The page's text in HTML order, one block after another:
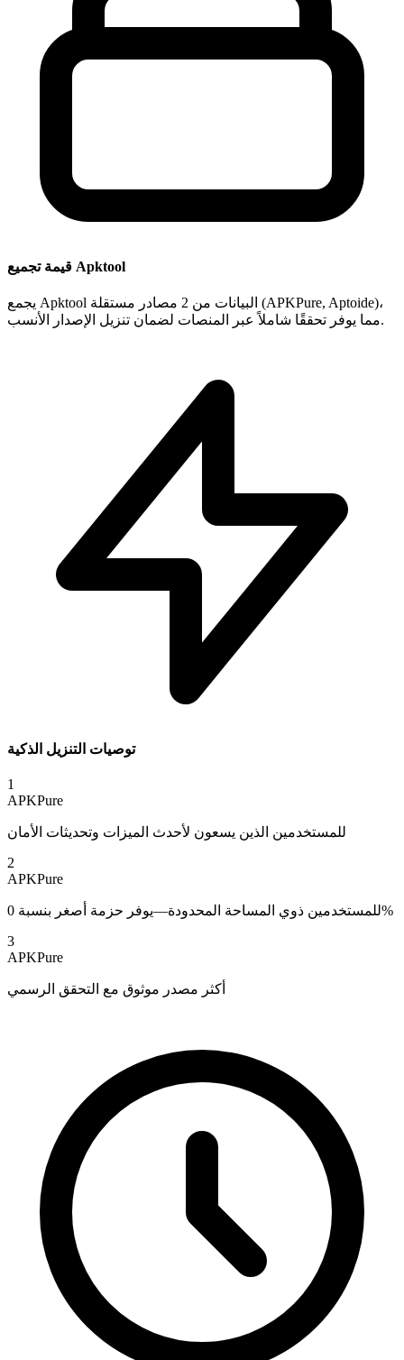
قيمة تجميع Apktool
يجمع Apktool البيانات من 2 مصادر مستقلة (APKPure, Aptoide)،
مما يوفر تحققًا شاملاً عبر المنصات لضمان تنزيل الإصدار الأنسب.
توصيات التنزيل الذكية
1
APKPure
للمستخدمين الذين يسعون لأحدث الميزات وتحديثات الأمان
2
APKPure
للمستخدمين ذوي المساحة المحدودة—يوفر حزمة أصغر بنسبة 0%
3
APKPure
أكثر مصدر موثوق مع التحقق الرسمي